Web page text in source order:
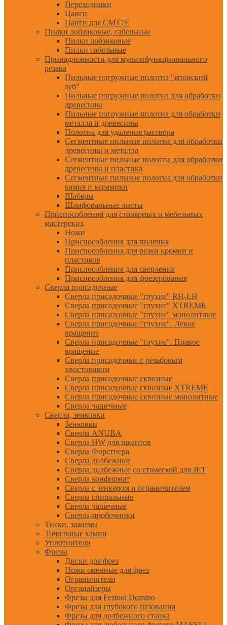
Переходники
Цанги
Цанги для CMT7E
Пилки лобзиковые, сабельные
Пилки лобзиковые
Пилки сабельные
Принадлежности для мультифункционального
резака
Пильные погружные полотна "японский
зуб"
Пильные погружные полотна для обработки
древесины
Пильные погружные полотна для обработки
металла и древесины
Полотна для удаления раствора
Сегментные пильные полотна для обработки
древесины и металла
Сегментные пильные полотна для обработки
древесины и пластика
Сегментные пильные полотна для обработки
камня и керамики
Шаберы
Шлифовальные листы
Приспособления для столярных и мебельных
мастерских
Ножи
Приспособления для пиления
Приспособления для резки кромки и
пластиков
Приспособления для сверления
Приспособления для фрезерования
Сверла присадочные
Сверла присадочные "глухие" RH-LH
Сверла присадочные "глухие" XTREME
Сверла присадочные "глухие" монолитные
Сверла присадочные "глухие". Левое
вращение
Сверла присадочные "глухие". Правое
вращение
Сверла присадочные с резьбовым
хвостовиком
Сверла присадочные сквозные
Сверла присадочные сквозные XTREME
Сверла присадочные сквозные монолитные
Сверла чашечные
Сверла, зенковки
Зенковки
Сверла ANUBA
Сверла HW для шкантов
Сверла Форстнера
Сверла долбежные
Сверла долбежные со стамеской для JET
Сверла конфирмат
Сверла с зенкером и ограничителем
Сверла спиральные
Сверла чашечные
Сверла-пробочники
Тиски, зажимы
Точильные камни
Уплотнители
Фрезы
Диски для фрез
Ножи сменные для фрез
Ограничители
Органайзеры
Фрезы для Festool Domino
Фрезы для глубокого пазования
Фрезы для долбежного станка